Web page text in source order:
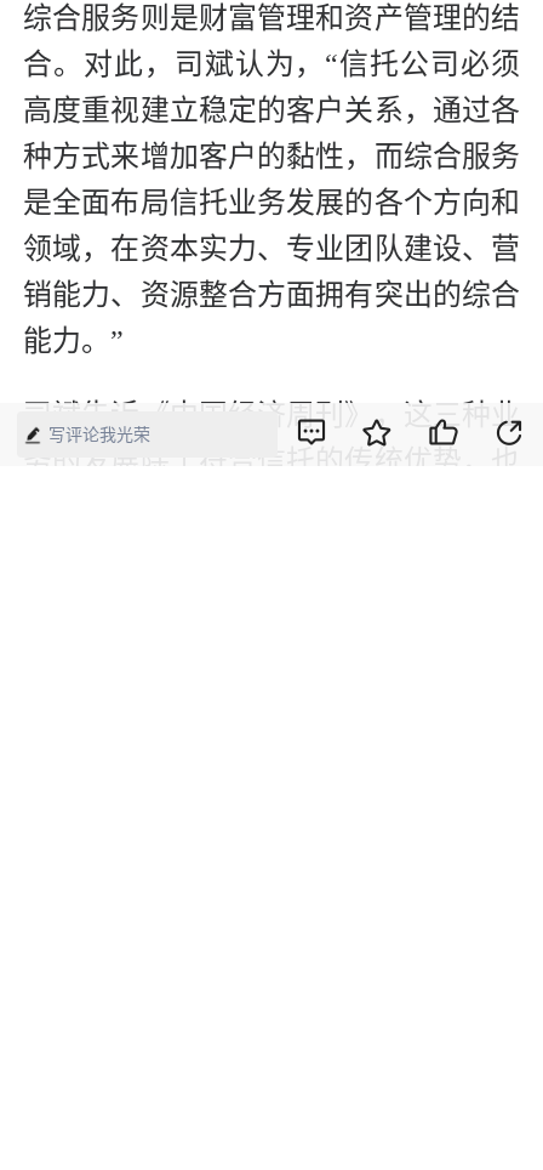
综合服务则是财富管理和资产管理的结
合。对此，司斌认为，“信托公司必须
高度重视建立稳定的客户关系，通过各
种方式来增加客户的黏性，而综合服务
是全面布局信托业务发展的各个方向和
领域，在资本实力、专业团队建设、营
销能力、资源整合方面拥有突出的综合
能力。”
司斌告诉《中国经济周刊》，这三种业
务的发展除了符合信托的传统优势，也
写评论我光荣